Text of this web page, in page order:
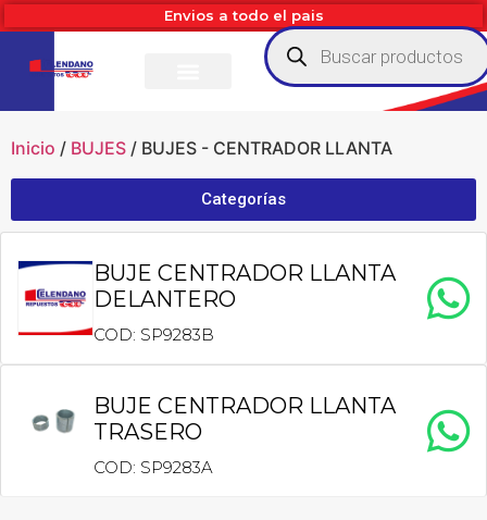
Envios a todo el pais
Inicio / BUJES / BUJES - CENTRADOR LLANTA
Categorías
BUJE CENTRADOR LLANTA
DELANTERO
COD: SP9283B
BUJE CENTRADOR LLANTA
TRASERO
COD: SP9283A